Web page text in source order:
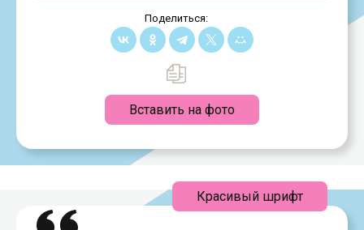
Поделиться:
Вставить на фото
Красивый шрифт